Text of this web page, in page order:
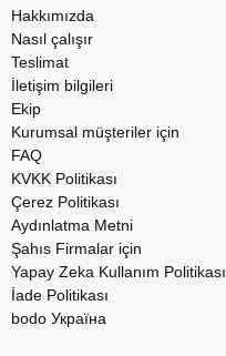
Hakkımızda
Nasıl çalışır
Teslimat
İletişim bilgileri
Ekip
Kurumsal müşteriler için
FAQ
KVKK Politikası
Çerez Politikası
Aydınlatma Metni
Şahıs Firmalar için
Yapay Zeka Kullanım Politikası
İade Politikası
bodo Україна